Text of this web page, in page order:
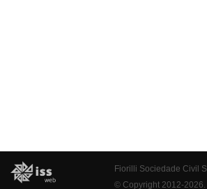
Fiorilli Sociedade Civil
© Copyright 2012-2026.